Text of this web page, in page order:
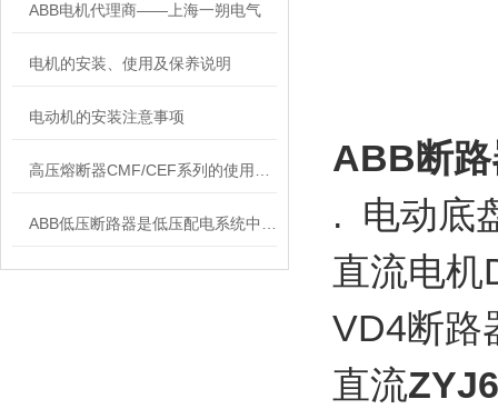
ABB电机代理商——上海一朔电气
电机的安装、使用及保养说明
电动机的安装注意事项
ABB断
. 电动底
直流电
VD4断
直流